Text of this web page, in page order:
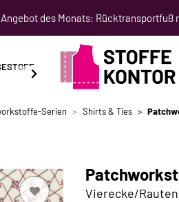
Angebot des Monats:
SCHNITTMUSTER NÄHKURSE
Serien Shirts & Ties
Vierecke/Rauten